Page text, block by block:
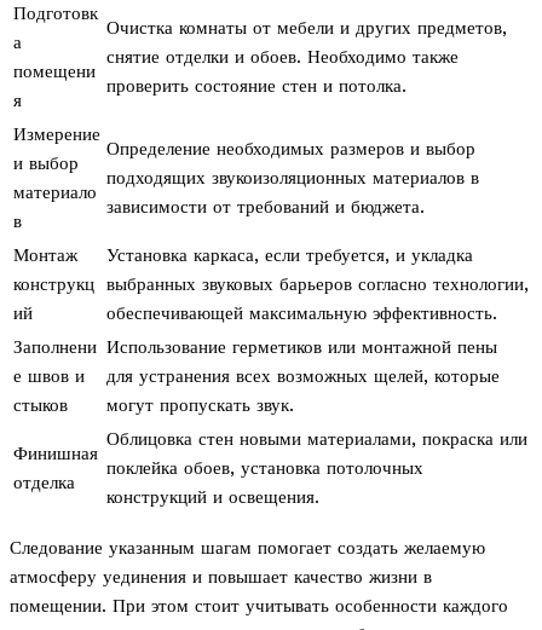
Подготовк
а
помещени
я
Очистка комнаты от мебели и других предметов,
снятие отделки и обоев. Необходимо также
проверить состояние стен и потолка.
Измерение
и выбор
материало
в
Определение необходимых размеров и выбор
подходящих звукоизоляционных материалов в
зависимости от требований и бюджета.
Монтаж
конструкц
ий
Установка каркаса, если требуется, и укладка
выбранных звуковых барьеров согласно технологии,
обеспечивающей максимальную эффективность.
Заполнени
е швов и
стыков
Использование герметиков или монтажной пены
для устранения всех возможных щелей, которые
могут пропускать звук.
Финишная
отделка
Облицовка стен новыми материалами, покраска или
поклейка обоев, установка потолочных
конструкций и освещения.
Следование указанным шагам помогает создать желаемую
атмосферу уединения и повышает качество жизни в
помещении. При этом стоит учитывать особенности каждого